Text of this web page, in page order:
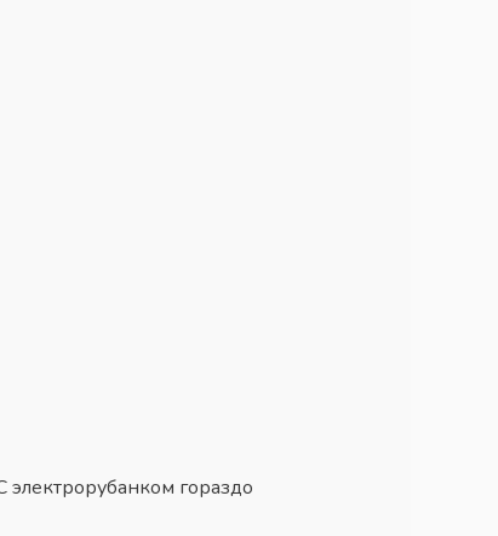
электрорубанком гораздо